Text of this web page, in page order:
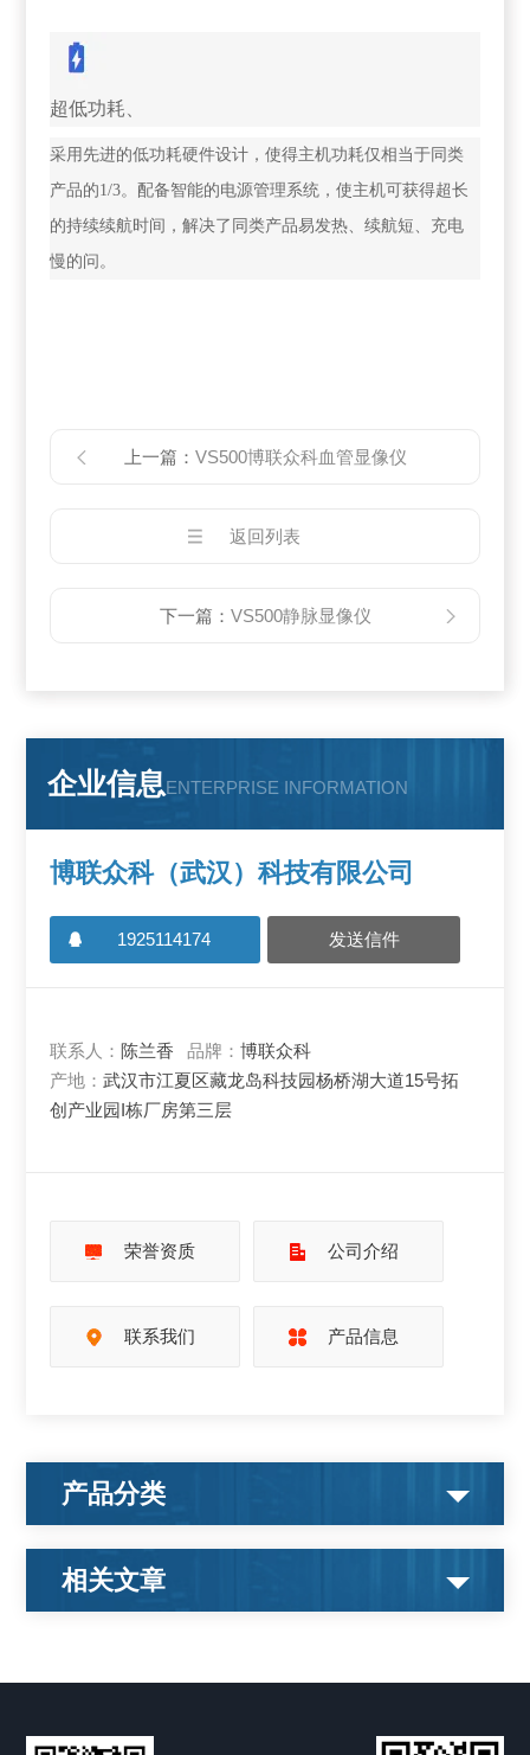
超低功耗、
采用先进的低功耗硬件设计，使得主机功耗仅相当于同类
产品的1/3。配备智能的电源管理系统，使主机可获得超长
的持续续航时间，解决了同类产品易发热、续航短、充电
慢的问。
上一篇： VS500博联众科血管显像仪
返回列表
下一篇： VS500静脉显像仪
企业信息ENTERPRISE INFORMATION
博联众科（武汉）科技有限公司
1925114174 发送信件
联系人： 陈兰香 品牌：博联众科
产地：武汉市江夏区藏龙岛科技园杨桥湖大道15号拓
创产业园I栋厂房第三层
荣誉资质 公司介绍
联系我们 产品信息
产品分类
相关文章